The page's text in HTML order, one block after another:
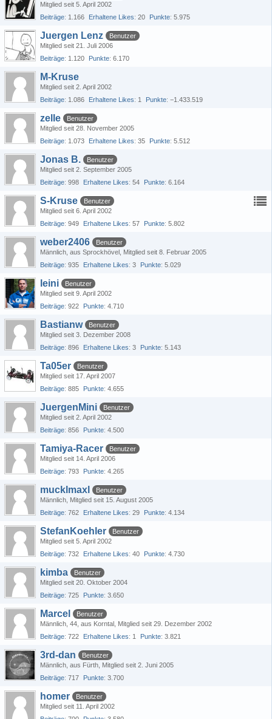
Mitglied seit 5. April 2002
Beiträge 1.166 Erhaltene Likes 20 Punkte 5.975
Juergen Lenz
Benutzer
Mitglied seit 21. Juli 2006
Beiträge 1.120 Punkte 6.170
M-Kruse
Mitglied seit 2. April 2002
Beiträge 1.086 Erhaltene Likes 1 Punkte −1.433.519
zelle
Benutzer
Mitglied seit 28. November 2005
Beiträge 1.073 Erhaltene Likes 35 Punkte 5.512
Jonas B.
Benutzer
Mitglied seit 2. September 2005
Beiträge 998 Erhaltene Likes 54 Punkte 6.164
S-Kruse
Benutzer
Mitglied seit 6. April 2002
Beiträge 949 Erhaltene Likes 57 Punkte 5.802
weber2406
Benutzer
Männlich aus Sprockhövel Mitglied seit 8. Februar 2005
Beiträge 935 Erhaltene Likes 3 Punkte 5.029
leini
Benutzer
Mitglied seit 9. April 2002
Beiträge 922 Punkte 4.710
Bastianw
Benutzer
Mitglied seit 3. Dezember 2008
Beiträge 896 Erhaltene Likes 3 Punkte 5.143
Ta05er
Benutzer
Mitglied seit 17. April 2007
Beiträge 885 Punkte 4.655
JuergenMini
Benutzer
Mitglied seit 2. April 2002
Beiträge 856 Punkte 4.500
Tamiya-Racer
Benutzer
Mitglied seit 14. April 2006
Beiträge 793 Punkte 4.265
mucklmaxl
Benutzer
Männlich Mitglied seit 15. August 2005
Beiträge 762 Erhaltene Likes 29 Punkte 4.134
StefanKoehler
Benutzer
Mitglied seit 5. April 2002
Beiträge 732 Erhaltene Likes 40 Punkte 4.730
kimba
Benutzer
Mitglied seit 20. Oktober 2004
Beiträge 725 Punkte 3.650
Marcel
Benutzer
Männlich 44 aus Korntal Mitglied seit 29. Dezember 2002
Beiträge 722 Erhaltene Likes 1 Punkte 3.821
3rd-dan
Benutzer
Männlich aus Fürth Mitglied seit 2. Juni 2005
Beiträge 717 Punkte 3.700
homer
Benutzer
Mitglied seit 11. April 2002